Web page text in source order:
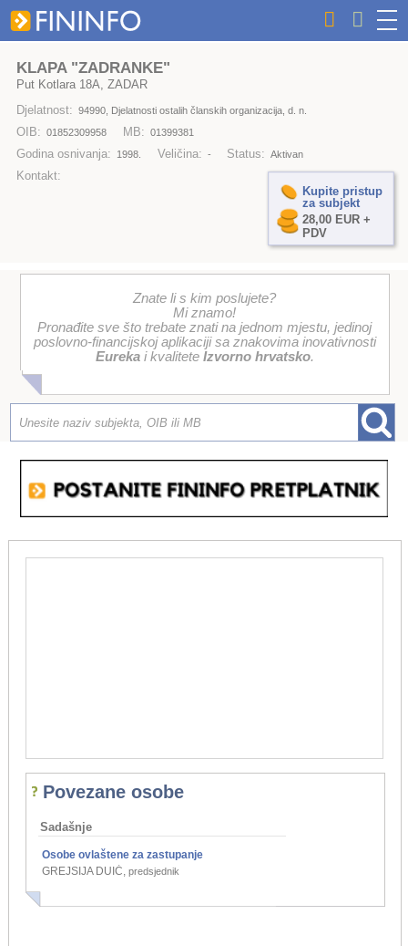
KLAPA "ZADRANKE"
Put Kotlara 18A, ZADAR
Djelatnost: 94990, Djelatnosti ostalih članskih organizacija, d. n.
OIB: 01852309958 MB: 01399381
Godina osnivanja: 1998. Veličina: - Status: Aktivan
Kontakt:
Kupite pristup
za subjekt
28,00 EUR +
PDV
Znate li s kim poslujete?
Mi znamo!
Pronađite sve što trebate znati na jednom mjestu, jedinoj
poslovno-financijskoj aplikaciji sa znakovima inovativnosti
Eurekai kvalitete Izvorno hrvatsko.
Povezane osobe
Sadašnje
Osobe ovlaštene za zastupanje
GREJSIJA DUIĆ, predsjednik